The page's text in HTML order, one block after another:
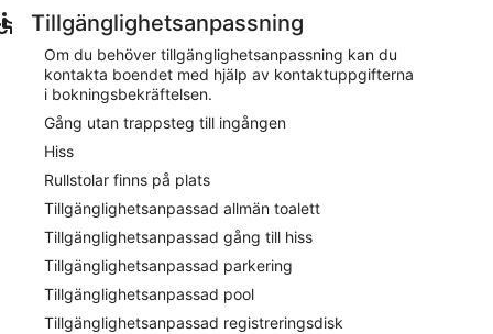
Lokaltransport inom 50 meter erbjuds mot en
först till kvarn.
finns. Öppet alla dagar
Tillgänglighetsanpassning
Om du behöver tillgänglighetsanpassning kan du
kontakta boendet med hjälp av kontaktuppgifterna
i bokningsbekräftelsen.
Gång utan trappsteg till ingången
Hiss
Rullstolar finns på plats
Tillgänglighetsanpassad allmän toalett
Tillgänglighetsanpassad gång till hiss
Tillgänglighetsanpassad parkering
Tillgänglighetsanpassad pool
Tillgänglighetsanpassad registreringsdisk